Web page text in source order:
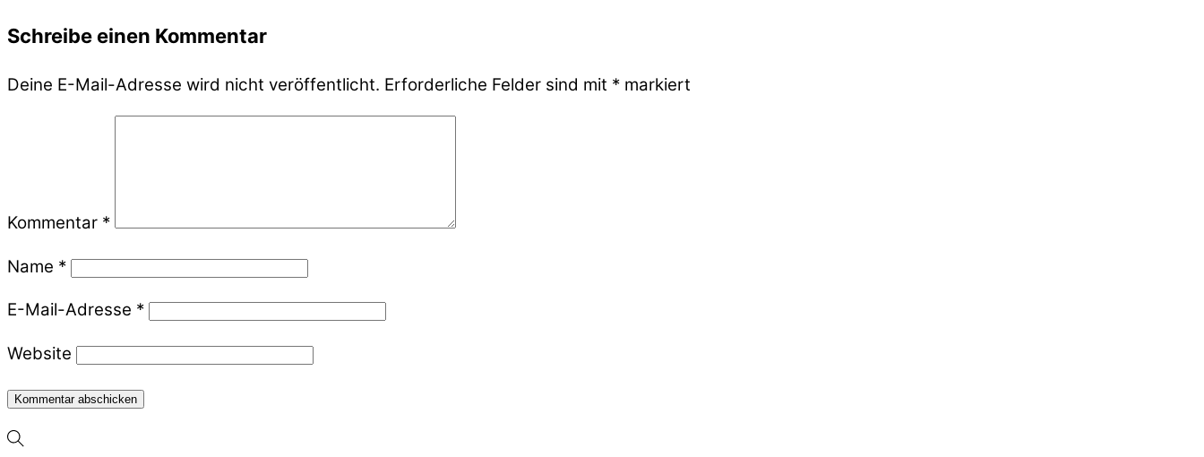
Schreibe einen Kommentar
Deine E-Mail-Adresse wird nicht veröffentlicht. Erforderliche Felder sind mit * markiert
Kommentar *
Name *
E-Mail-Adresse *
Website